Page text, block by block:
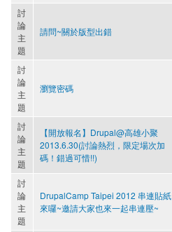
討
論
主
題
請問~關於版型出錯
討
論
主
題
瀏覽密碼
討
論
主
題
【開放報名】Drupal@高雄小聚
2013.6.30(討論熱烈，限定場次加
碼！錯過可惜!!)
討
論
主
題
DrupalCamp Taipei 2012 串連貼紙
來囉~邀請大家也來一起串連壓~